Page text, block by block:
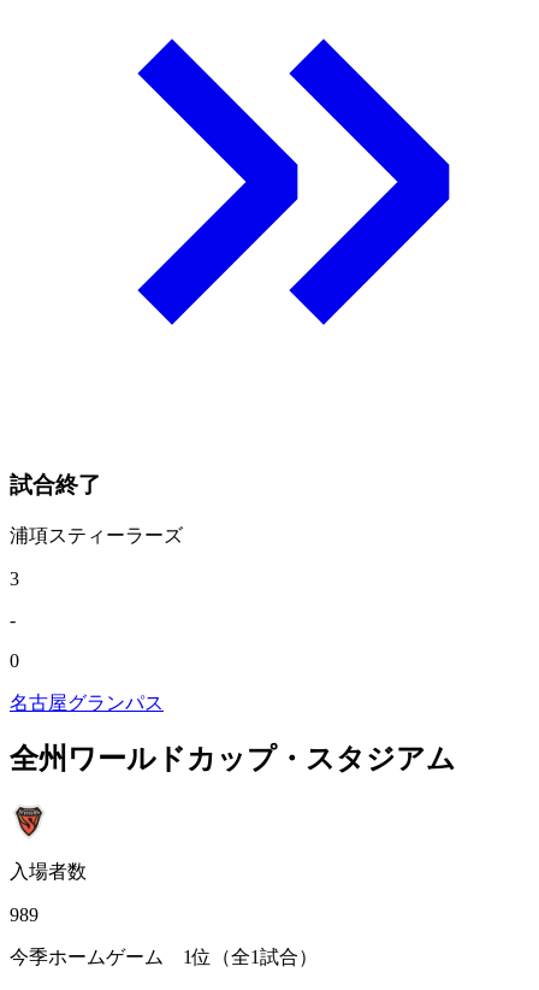
試合終了
浦項スティーラーズ
3
-
0
名古屋グランパス
全州ワールドカップ・スタジアム
入場者数
989
今季ホームゲーム 1位（全1試合）